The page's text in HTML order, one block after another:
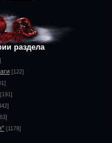
раздела
[122]
[191]
[1178]